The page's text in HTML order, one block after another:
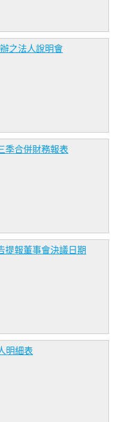
之法人說明會
季合併財務報表
提報董事會決議日期
明細表